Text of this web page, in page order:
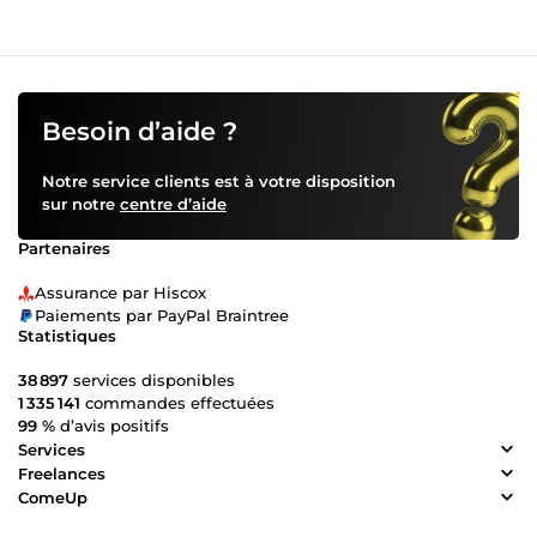
Besoin d’aide ?
Notre service clients est à votre disposition
sur notre centre d’aide
Partenaires
Assurance par Hiscox
Paiements par PayPal Braintree
Statistiques
38 897 services disponibles
1 335 141 commandes effectuées
99 % d’avis positifs
Services
Freelances
ComeUp